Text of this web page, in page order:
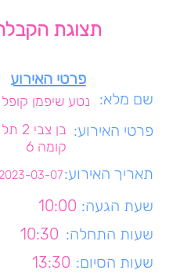
תצוגת
פרטי האירוע
נטע שיפמן קופל שם מלא:
בן
קומה 6
פרטי האירוע:
03-07תאריך האירוע:
10:00 שעת הגעה:
10:30 שעות התחלה:
13:30 שעות הסיום: